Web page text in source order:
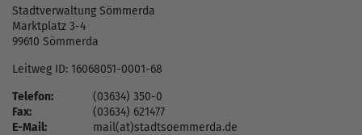
Stadtverwaltung Sömmerda
Marktplatz 3-4
99610 Sömmerda
Leitweg ID: 16068051-0001-68
Telefon:
(03634) 350-0
Fax:
(03634) 621477
E-Mail:
mail(at)stadtsoemmerda.de